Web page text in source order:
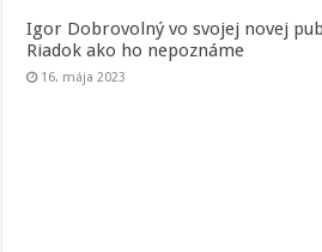
Igor Dobrovolný vo svojej novej
Riadok ako ho nepoznáme
16. mája 2023